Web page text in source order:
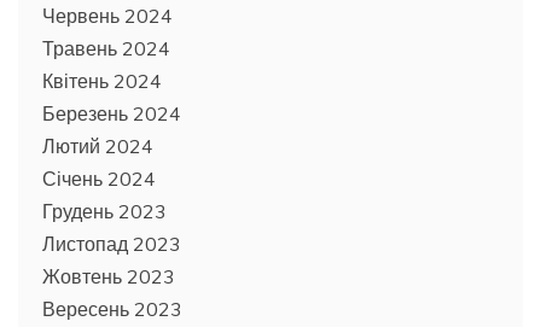
Червень 2024
Травень 2024
Квітень 2024
Березень 2024
Лютий 2024
Січень 2024
Грудень 2023
Листопад 2023
Жовтень 2023
Вересень 2023